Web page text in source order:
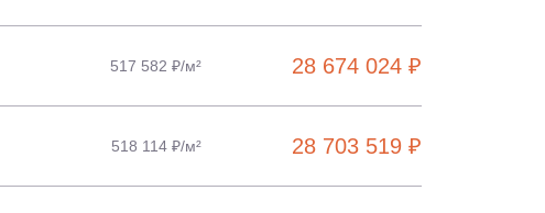
28 674 024 ₽
517 582 ₽/м²
28 703 519 ₽
518 114 ₽/м²